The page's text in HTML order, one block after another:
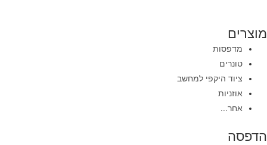
מוצרים
מדפסות
טונרים
ציוד היקפי למחשב
אוזניות
אחר...
הדפסה